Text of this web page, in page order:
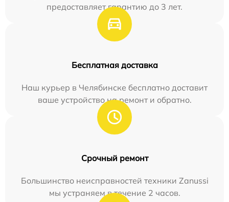
предоставляет гарантию до 3 лет.
Бесплатная доставка
Наш курьер в Челябинске бесплатно доставит
ваше устройство на ремонт и обратно.
Срочный ремонт
Большинство неисправностей техники Zanussi
мы устраняем в течение 2 часов.